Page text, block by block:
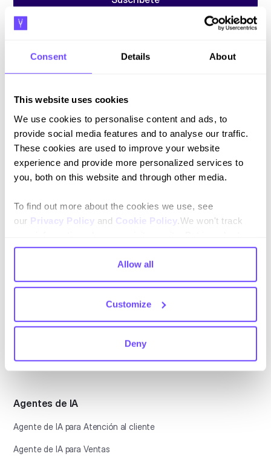
Consent Details About
This website uses cookies
We use cookies to personalise content and ads, to
provide social media features and to analyse our traffic.
These cookies are used to improve your website
experience and provide more personalized services to
you, both on this website and through other media.
To find out more about the cookies we use, see
our Privacy Policy and Cookie Policy .We won't track
comply with your preferences, we'll have to use just one
tiny cookie so that you're not asked to make this choice
again.
Allow all
Customize
Deny
Al suscribirte aceptas nuestras
Botonic
Agentes de IA
Agente de IA para Atención al cliente
Agente de IA para Ventas
Idioma
English
Español